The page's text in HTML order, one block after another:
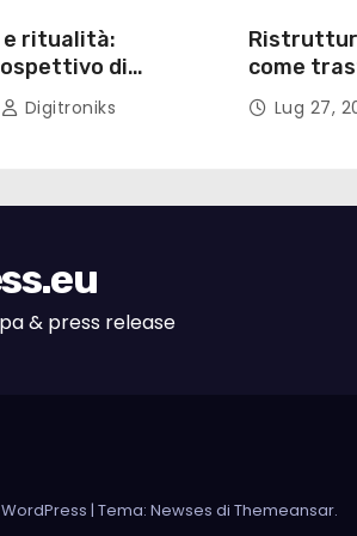
e ritualità:
di
Digitroniks
come
lavoro
Lug 27,
& press release
| Tema: Newses di Themeansar.